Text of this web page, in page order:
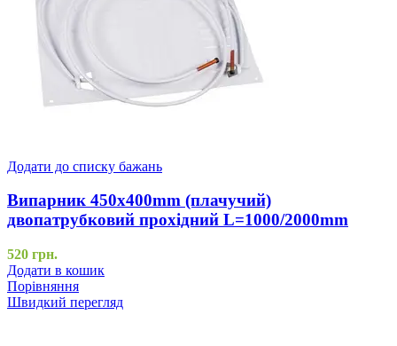
Додати до списку бажань
Випарник 450x400mm (плачучий)
двопатрубковий прохідний L=1000/2000mm
520 грн.
Додати в кошик
Порівняння
Швидкий перегляд